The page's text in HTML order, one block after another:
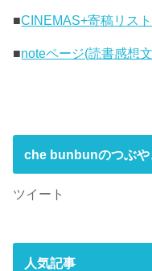
■CINEMAS+寄稿リスト
■noteページ(読書感想
che bunbunのつぶや
ツイート
人気記事